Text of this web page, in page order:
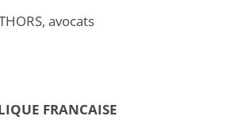
avocats
FRANCAISE